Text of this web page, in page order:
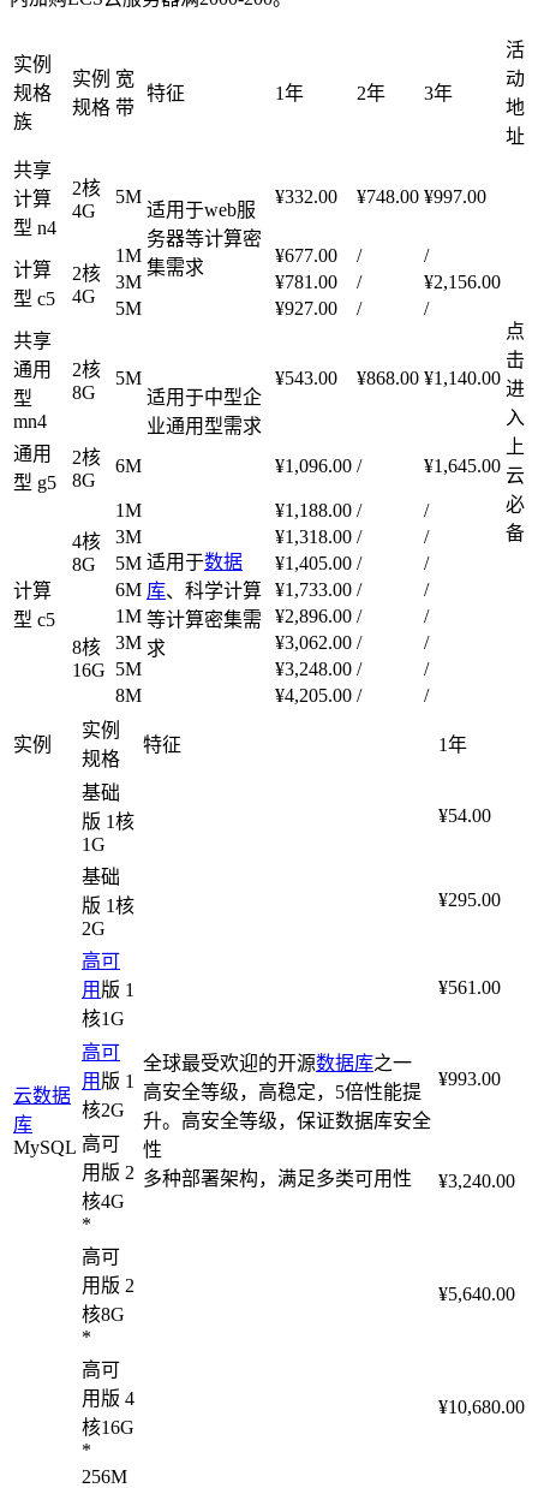
实例
规格
族
实例
规格
宽
带
特征 1年 2年 3年
活
动
地
址
共享
计算
型 n4
2核
4G
5M
适用于web服
务器等计算密
集需求
¥332.00 ¥748.00 ¥997.00
点
击
进
入
上
云
必
备
计算
型 c5
2核
4G
1M ¥677.00 /
/
3M
¥781.00 /
¥2,156.00
5M
¥927.00 /
/
共享
通用
型
mn4
2核
8G
5M
适用于中型企
业通用型需求
¥543.00 ¥868.00 ¥1,140.00
通用
型 g5
2核
8G
6M ¥1,096.00 / ¥1,645.00
计算
型 c5
4核
8G
1M
适用于数据
库、科学计算
等计算密集需
求
¥1,188.00 /
/
3M
¥1,318.00 /
/
5M
¥1,405.00 /
/
6M
¥1,733.00 / /
8核
16G
1M ¥2,896.00 /
/
3M
¥3,062.00 /
/
5M
¥3,248.00 /
/
8M
¥4,205.00 / /
实例
实例
规格
特征 1年
云数据
库
MySQL
基础
版 1核
1G
全球最受欢迎的开源数据库之一
高安全等级，高稳定，5倍性能提
升。高安全等级，保证数据库安全
性
多种部署架构，满足多类可用性
¥54.00
基础
版 1核
2G
¥295.00
高可
用 版 1
核1G
¥561.00
高可
用 版 1
核2G
¥993.00
高可
用版 2
核4G
*
¥3,240.00
高可
用版 2
核8G
*
¥5,640.00
高可
用版 4
核16G
*
¥10,680.00
256M